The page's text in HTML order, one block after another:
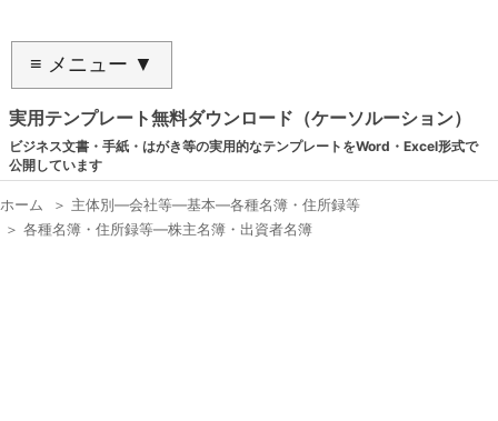
≡ メニュー ▼
実用テンプレート無料ダウンロード（ケーソルーション）
ビジネス文書・手紙・はがき等の実用的なテンプレートをWord・Excel形式で
公開しています
ホーム ＞ 主体別―会社等―基本―各種名簿・住所録等
＞ 各種名簿・住所録等―株主名簿・出資者名簿